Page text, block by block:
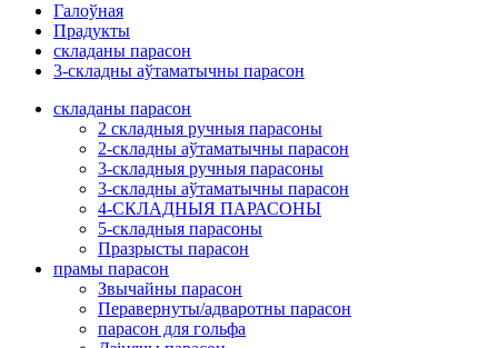
Галоўная
Прадукты
складаны парасон
3-складны аўтаматычны парасон
складаны парасон
2 складныя ручныя парасоны
2-складны аўтаматычны парасон
3-складныя ручныя парасоны
3-складны аўтаматычны парасон
4-СКЛАДНЫЯ ПАРАСОНЫ
5-складныя парасоны
Празрысты парасон
прамы парасон
Звычайны парасон
Перавернуты/адваротны парасон
парасон для гольфа